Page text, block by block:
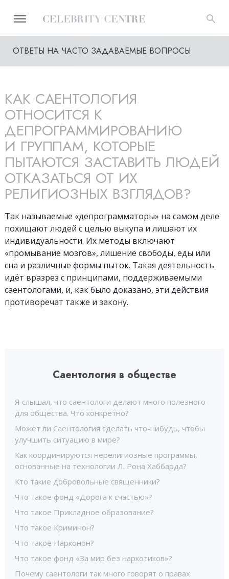
ОТВЕТЫ НА ЧАСТО ЗАДАВАЕМЫЕ ВОПРОСЫ
КАК САЕНТОЛОГИЯ
ОТНОСИТСЯ К
ДЕПРОГРАММИРОВАНИЮ
И ГРУППАМ, КОТОРЫЕ
ПЫТАЮТСЯ ЗАСТАВИТЬ ЛЮДЕЙ
ОТКАЗАТЬСЯ ОТ ИХ
РЕЛИГИОЗНЫХ ВЗГЛЯДОВ?
Так называемые «депрограмматоры» на самом деле
похищают людей с целью выкупа и лишают их
индивидуальности. Их методы включают
«промывание мозгов», лишение свободы, еды или
сна и различные формы пыток. Такая деятельность
идёт вразрез с принципами, поддерживаемыми
саентологами, и, как было доказано, эти действия
противоречат также и закону.
Саентология в обществе
Я слышал, что саентологи делают много полезного
для общества. Что конкретно?
Может ли Саентология сделать что-нибудь, чтобы
улучшить ситуацию в мире?
Как координируются нерелигиозные программы,
основанные на технологии Л. Рона Хаббарда?
Кто такие добровольные священники?
Что такое фонд «Дорога к счастью»?
Что такое Прикладное образование?
Что такое Криминон?
Что такое Нарконон?
Что такое фонд «За мир без наркотиков»?
Почему саентологи так много говорят о правах